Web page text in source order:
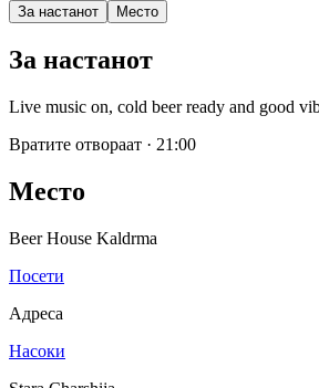
За настанот Место
За настанот
Live music on, cold beer ready and good
Вратите отвораат · 21:00
Место
Beer House Kaldrma
Посети
Адреса
Насоки